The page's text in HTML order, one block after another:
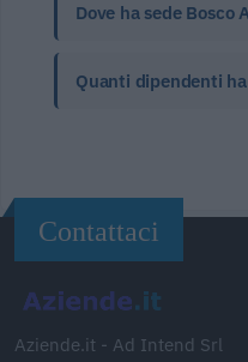
Dove ha sede Bosco
Quanti dipendenti ha
Contattaci
Aziende.it - Ad Intend Srl